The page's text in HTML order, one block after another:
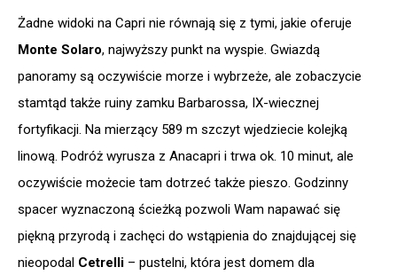
Żadne widoki na Capri nie równają się z tymi, jakie oferuje
Monte Solaro, najwyższy punkt na wyspie. Gwiazdą
panoramy są oczywiście morze i wybrzeże, ale zobaczycie
stamtąd także ruiny zamku Barbarossa, IX-wiecznej
fortyfikacji. Na mierzący 589 m szczyt wjedziecie kolejką
linową. Podróż wyrusza z Anacapri i trwa ok. 10 minut, ale
oczywiście możecie tam dotrzeć także pieszo. Godzinny
spacer wyznaczoną ścieżką pozwoli Wam napawać się
piękną przyrodą i zachęci do wstąpienia do znajdującej się
nieopodal Cetrelli – pustelni, która jest domem dla